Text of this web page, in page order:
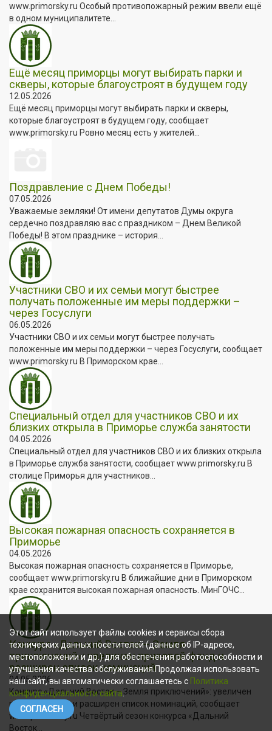
www.primorsky.ru Особый противопожарный режим ввели ещё
в одном муниципалитете...
Ещё месяц приморцы могут выбирать парки и
скверы, которые благоустроят в будущем году
12.05.2026
Ещё месяц приморцы могут выбирать парки и скверы,
которые благоустроят в будущем году, сообщает
www.primorsky.ru Ровно месяц есть у жителей...
Поздравление с Днем Победы!
07.05.2026
Уважаемые земляки! От имени депутатов Думы округа
сердечно поздравляю вас с праздником – Днем Великой
Победы! В этом празднике – история...
Участники СВО и их семьи могут быстрее
получать положенные им меры поддержки –
через Госуслуги
06.05.2026
Участники СВО и их семьи могут быстрее получать
положенные им меры поддержки – через Госуслуги, сообщает
www.primorsky.ru В Приморском крае...
Специальный отдел для участников СВО и их
близких открыла в Приморье служба занятости
04.05.2026
Специальный отдел для участников СВО и их близких открыла
в Приморье служба занятости, сообщает www.primorsky.ru В
столице Приморья для участников...
Высокая пожарная опасность сохраняется в
Приморье
04.05.2026
Высокая пожарная опасность сохраняется в Приморье,
сообщает www.primorsky.ru В ближайшие дни в Приморском
крае сохранится высокая пожарная опасность. МинГОЧС...
Конкурс «Дальний Восток – Земля
приключений»: увеличен призовой фонд и
расширен список номинаций
04.05.2026
Конкурс «Дальний Восток – Земля приключений»: увеличен
призовой фонд и расширен список номинаций, сообщает
www.primorsky.ru Четвёртый сезон конкурса «Дальний
Восток...
Этот сайт использует файлы cookies и сервисы сбора
технических данных посетителей (данные об IP-адресе,
местоположении и др.) для обеспечения работоспособности и
улучшения качества обслуживания.Продолжая использовать
наш сайт, вы автоматически соглашаетесь с Политика
конфиденциальности сайта.
СОГЛАСЕН